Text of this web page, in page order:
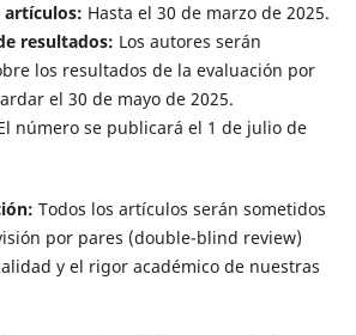
artículos: Hasta el 30 de marzo de 2025.
resultados: Los autores serán
los resultados de la evaluación por
el 30 de mayo de 2025.
número se publicará el 1 de julio de
Todos los artículos serán sometidos
por pares (double-blind review)
y el rigor académico de nuestras